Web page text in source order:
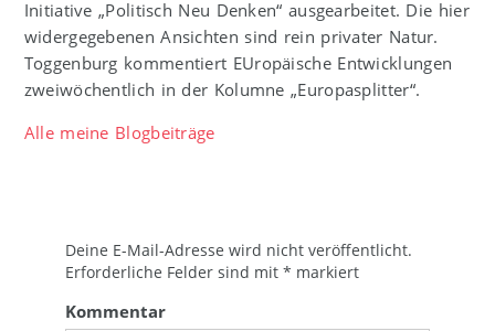
Initiative „Politisch Neu Denken“ ausgearbeitet. Die hier
widergegebenen Ansichten sind rein privater Natur.
Toggenburg kommentiert EUropäische Entwicklungen
zweiwöchentlich in der Kolumne „Europasplitter“.
Alle meine Blogbeiträge
Deine E-Mail-Adresse wird nicht veröffentlicht.
Erforderliche Felder sind mit* markiert
Kommentar